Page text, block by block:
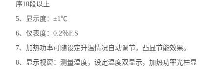
序10段以上
5、显示度：±1℃
6、仪表度：0.2％F.S
7、加热功率可随设定升温情况自动调节，凸显节能效果。
8、显示视窗：测量温度，设定温度双显示，加热功率光柱显